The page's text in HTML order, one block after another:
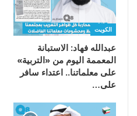
الكويت
عبدالله فهاد: الاستبانة
المعممة اليوم من «التربية»
على معلماتنا.. اعتداء سافر
على…